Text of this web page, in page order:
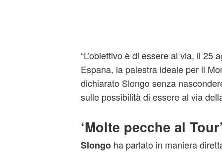
“L’obiettivo è di essere al via, il 25
Espana, la palestra ideale per il
dichiarato Slongo senza
sulle possibilità di essere al via
‘Molte pecche al
Slongoha parlato in maniera